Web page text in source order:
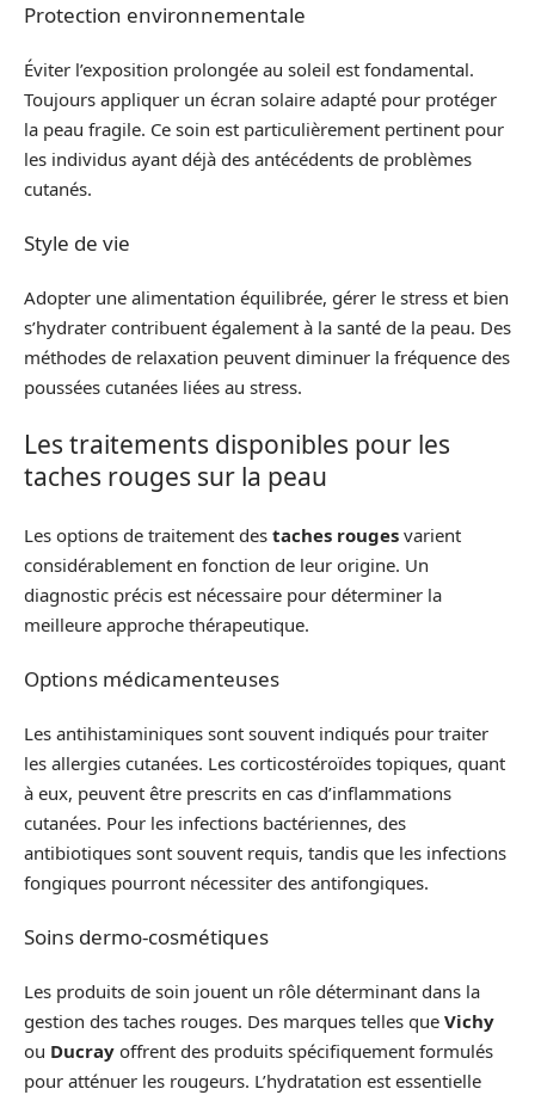
Protection environnementale
Éviter l’exposition prolongée au soleil est fondamental.
Toujours appliquer un écran solaire adapté pour protéger
la peau fragile. Ce soin est particulièrement pertinent pour
les individus ayant déjà des antécédents de problèmes
cutanés.
Style de vie
Adopter une alimentation équilibrée, gérer le stress et bien
s’hydrater contribuent également à la santé de la peau. Des
méthodes de relaxation peuvent diminuer la fréquence des
poussées cutanées liées au stress.
Les traitements disponibles pour les
taches rouges sur la peau
Les options de traitement des taches rouges varient
considérablement en fonction de leur origine. Un
diagnostic précis est nécessaire pour déterminer la
meilleure approche thérapeutique.
Options médicamenteuses
Les antihistaminiques sont souvent indiqués pour traiter
les allergies cutanées. Les corticostéroïdes topiques, quant
à eux, peuvent être prescrits en cas d’inflammations
cutanées. Pour les infections bactériennes, des
antibiotiques sont souvent requis, tandis que les infections
fongiques pourront nécessiter des antifongiques.
Soins dermo-cosmétiques
Les produits de soin jouent un rôle déterminant dans la
gestion des taches rouges. Des marques telles que Vichy
ou Ducray offrent des produits spécifiquement formulés
pour atténuer les rougeurs. L’hydratation est essentielle